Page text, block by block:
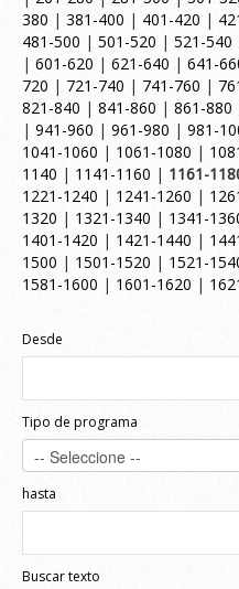
380 | 381-400 | 401-420 |
481-500 | 501-520 | 521-540
| 601-620 | 621-640 | 641-
720 | 721-740 | 741-760 |
821-840 | 841-860 | 861-880
| 941-960 | 961-980 | 981-
1041-1060 | 1061-1080 |
1140 | 1141-1160 | 1161-
1221-1240 | 1241-1260 |
1320 | 1321-1340 | 1341-
1401-1420 | 1421-1440 |
1500 | 1501-1520 | 1521-
1581-1600 | 1601-1620 |
Desde
Tipo de programa
hasta
Buscar texto